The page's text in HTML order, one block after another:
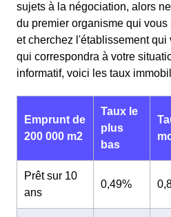
sujets à la négociation, alors
du premier organisme qui
et cherchez l'établissement qui
qui correspondra à votre
informatif, voici les taux
Emprunt de
200 000 m2
Taux le
plus
bas
Prêt sur 10
ans
0,49%